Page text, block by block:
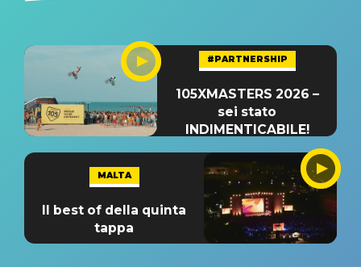
#PARTNERSHIP
105XMASTERS 2026 –
sei stato
INDIMENTICABILE!
MALTA
Il best of della quinta
tappa